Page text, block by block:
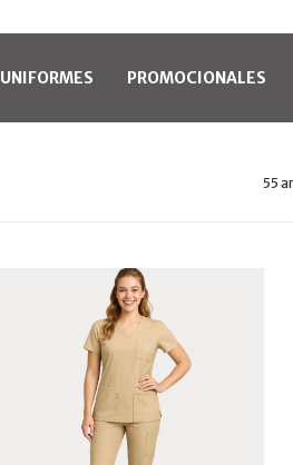
UNIFORMES PROMOCIONALES
55